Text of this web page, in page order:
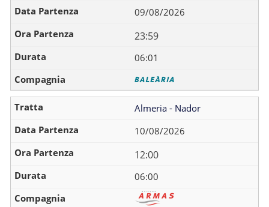
09/08/2026
23:59
06:01
Almeria - Nador
10/08/2026
12:00
06:00